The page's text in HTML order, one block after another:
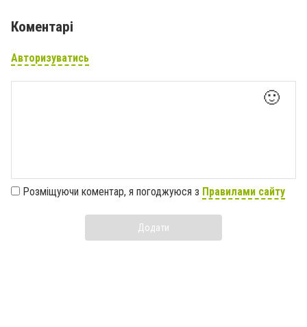
Коментарі
Авторизуватись
🙂
Розміщуючи коментар, я погоджуюся з Правилами сайту
Додати